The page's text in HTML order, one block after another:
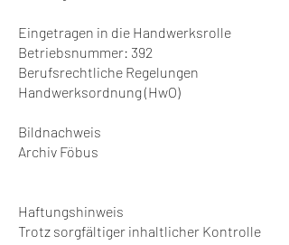
Eingetragen in die Handwerksrolle
Betriebsnummer: 392
Berufsrechtliche Regelungen
Handwerksordnung (HwO)
Bildnachweis
Archiv Föbus
Haftungshinweis
Trotz sorgfältiger inhaltlicher Kontrolle